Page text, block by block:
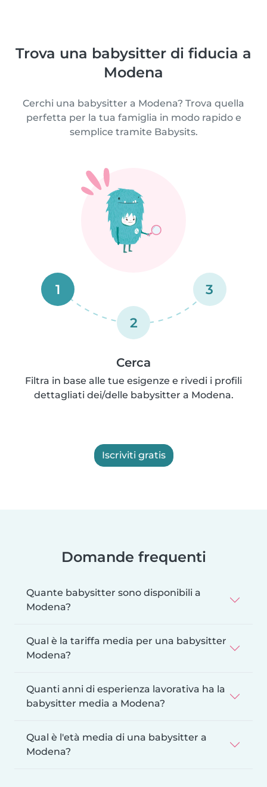
Trova una babysitter di fiducia a
Modena
Cerchi una babysitter a Modena? Trova quella
perfetta per la tua famiglia in modo rapido e
semplice tramite Babysits.
1
2
3
Cerca
Filtra in base alle tue esigenze e rivedi i profili
dettagliati dei/delle babysitter a Modena.
Iscriviti gratis
Domande frequenti
Quante babysitter sono disponibili a
Modena?
Qual è la tariffa media per una babysitter
Modena?
Quanti anni di esperienza lavorativa ha la
babysitter media a Modena?
Qual è l'età media di una babysitter a
Modena?